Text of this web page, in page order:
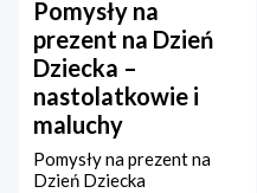
Pomysły na
prezent na Dzień
Dziecka –
nastolatkowie i
maluchy
Pomysły na prezent na
Dzień Dziecka